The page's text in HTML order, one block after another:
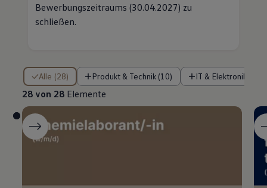
Bewerbungszeitraums (30.04.2027) zu
schließen.
Alle (28) Produkt & Technik (10) IT & Elektronik (9)
28 von 28 Elemente
28 von 28 Elemente